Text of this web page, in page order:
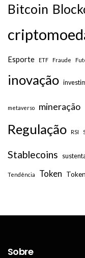
Bitcoin
Esporte ETF Fraude
inovação
metaverso mineração
Regulação RSI
Stablecoins
Tendência Token
Sobre